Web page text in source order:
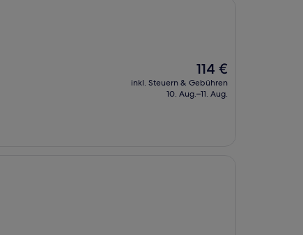
Der
Preis
beträgt
114 €
inkl. Steuern & Gebühren
10. Aug.–11. Aug.